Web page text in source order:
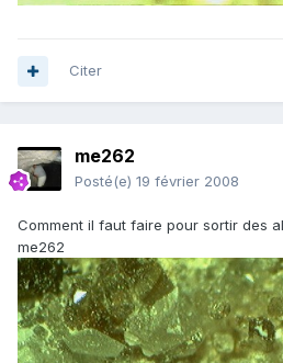
Citer
me262
Posté(e) 19 février 2008
Comment il faut faire pour sortir des
me262